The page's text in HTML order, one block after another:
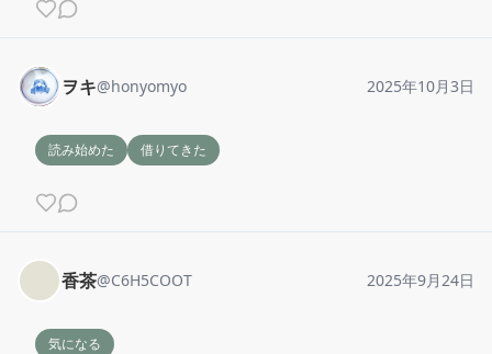
ヲキ@honyomyo 2025年10月3日
読み始めた 借りてきた
香茶@C6H5COOT 2025年9月24日
気になる